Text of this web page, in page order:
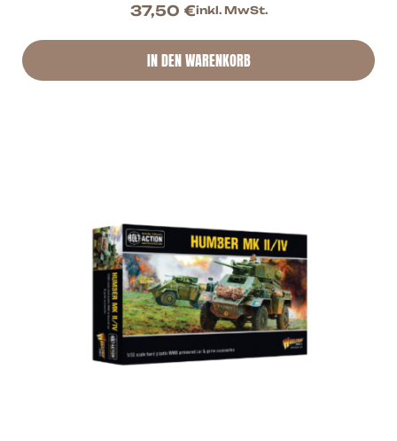
37,50 €inkl. MwSt.
IN DEN WARENKORB